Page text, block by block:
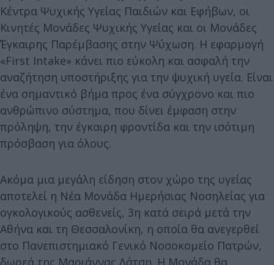
Κέντρα Ψυχικής Υγείας Παιδιών και Εφήβων, οι
Κινητές Μονάδες Ψυχικής Υγείας και οι Μονάδες
Έγκαιρης Παρέμβασης στην Ψύχωση. Η εφαρμογή
«First Intake» κάνει πιο εύκολη και ασφαλή την
αναζήτηση υποστήριξης για την ψυχική υγεία. Είναι
ένα σημαντικό βήμα προς ένα σύγχρονο και πιο
ανθρώπινο σύστημα, που δίνει έμφαση στην
πρόληψη, την έγκαιρη φροντίδα και την ισότιμη
πρόσβαση για όλους.
Ακόμα μια μεγάλη είδηση στον χώρο της υγείας
αποτελεί η Νέα Μονάδα Ημερήσιας Νοσηλείας για
ογκολογικούς ασθενείς, 3η κατά σειρά μετά την
Αθήνα και τη Θεσσαλονίκη, η οποία θα ανεγερθεί
στο Πανεπιστημιακό Γενικό Νοσοκομείο Πατρών,
δωρεά της Μαριάννας Λάτση. Η Μονάδα θα